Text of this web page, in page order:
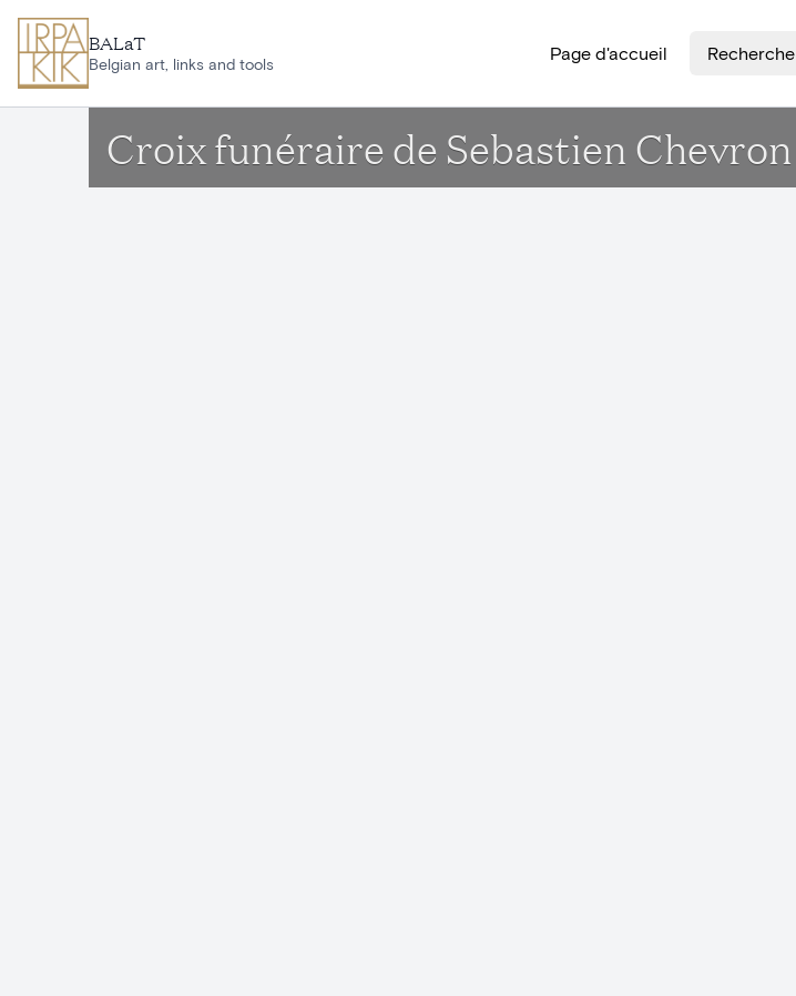
BALaT
Belgian art, links and tools
Page d'accueil Recherche
Croix funéraire de Sebastien Chevron